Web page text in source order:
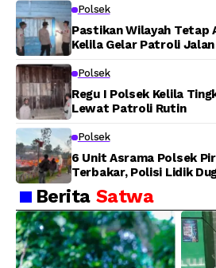
Polsek
Pastikan Wilayah Tetap
Kelila Gelar Patroli
Polsek
Regu I Polsek Kelila
Lewat Patroli Rutin
Polsek
6 Unit Asrama Polsek
Terbakar, Polisi Lidik
Berita Satwa